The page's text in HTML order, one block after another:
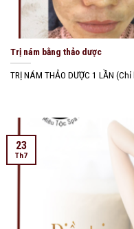
Trị nám bằng thảo dược
TRỊ NÁM THẢO DƯỢC 1 LẦN
23
Th7